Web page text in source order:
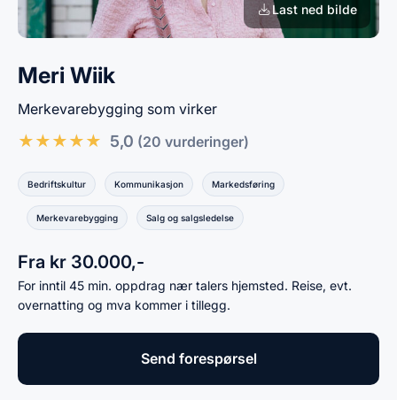
Last ned bilde
Meri Wiik
Merkevarebygging som virker
★★★★★ 5,0 (20 vurderinger)
Bedriftskultur Kommunikasjon Markedsføring
Merkevarebygging Salg og salgsledelse
Fra kr 30.000,-
For inntil 45 min. oppdrag nær talers hjemsted. Reise, evt.
overnatting og mva kommer i tillegg.
Send forespørsel